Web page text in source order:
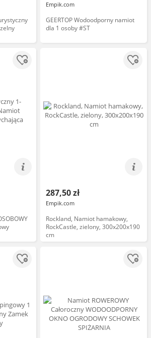
Empik.com
GEERTOP Wodoodporny namiot
dla 1 osoby #ST
287,50 zł
Empik.com
Rockland, Namiot hamakowy,
RockCastle, zielony, 300x200x190
cm